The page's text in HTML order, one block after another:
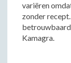
variëren
zonder
Kamagra.